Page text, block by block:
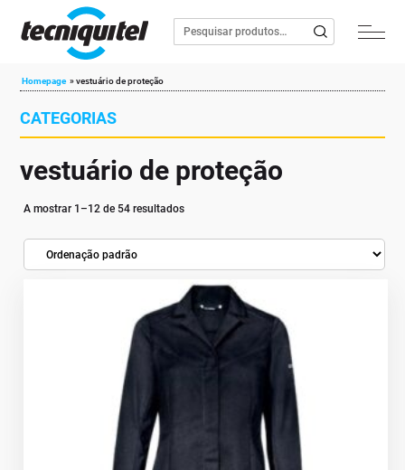
Homepage »vestuário de proteção
CATEGORIAS
vestuário de proteção
A mostrar 1–12 de 54 resultados